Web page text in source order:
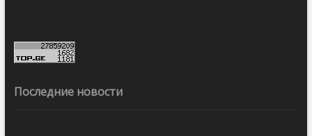
Последние новости